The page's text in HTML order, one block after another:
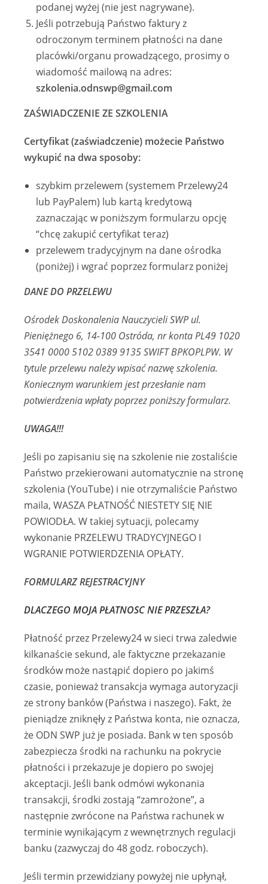
podanej wyżej (nie jest nagrywane).
Jeśli potrzebują Państwo faktury z
odroczonym terminem płatności na dane
placówki/organu prowadzącego, prosimy o
wiadomość mailową na adres:
szkolenia.odnswp@gmail.com
ZAŚWIADCZENIE ZE SZKOLENIA
Certyfikat (zaświadczenie) możecie Państwo
wykupić na dwa sposoby:
szybkim przelewem (systemem Przelewy24
lub PayPalem) lub kartą kredytową
zaznaczając w poniższym formularzu opcję
“chcę zakupić certyfikat teraz)
przelewem tradycyjnym na dane ośrodka
(poniżej) i wgrać poprzez formularz poniżej
DANE DO PRZELEWU
Ośrodek Doskonalenia Nauczycieli SWP ul.
Pieniężnego 6, 14-100 Ostróda, nr konta PL49 1020
3541 0000 5102 0389 9135 SWIFT BPKOPLPW. W
tytule przelewu należy wpisać nazwę szkolenia.
Koniecznym warunkiem jest przesłanie nam
potwierdzenia wpłaty poprzez poniższy formularz.
UWAGA!!!
Jeśli po zapisaniu się na szkolenie nie zostaliście
Państwo przekierowani automatycznie na stronę
szkolenia (YouTube) i nie otrzymaliście Państwo
maila, WASZA PŁATNOŚĆ NIESTETY SIĘ NIE
POWIODŁA. W takiej sytuacji, polecamy
wykonanie PRZELEWU TRADYCYJNEGO I
WGRANIE POTWIERDZENIA OPŁATY.
FORMULARZ REJESTRACYJNY
DLACZEGO MOJA PŁATNOSC NIE PRZESZŁA?
Płatność przez Przelewy24 w sieci trwa zaledwie
kilkanaście sekund, ale faktyczne przekazanie
środków może nastąpić dopiero po jakimś
czasie, ponieważ transakcja wymaga autoryzacji
ze strony banków (Państwa i naszego). Fakt, że
pieniądze zniknęły z Państwa konta, nie oznacza,
że ODN SWP już je posiada. Bank w ten sposób
zabezpiecza środki na rachunku na pokrycie
płatności i przekazuje je dopiero po swojej
akceptacji. Jeśli bank odmówi wykonania
transakcji, środki zostają “zamrożone”, a
następnie zwrócone na Państwa rachunek w
terminie wynikającym z wewnętrznych regulacji
banku (zazwyczaj do 48 godz. roboczych).
Jeśli termin przewidziany powyżej nie upłynął,